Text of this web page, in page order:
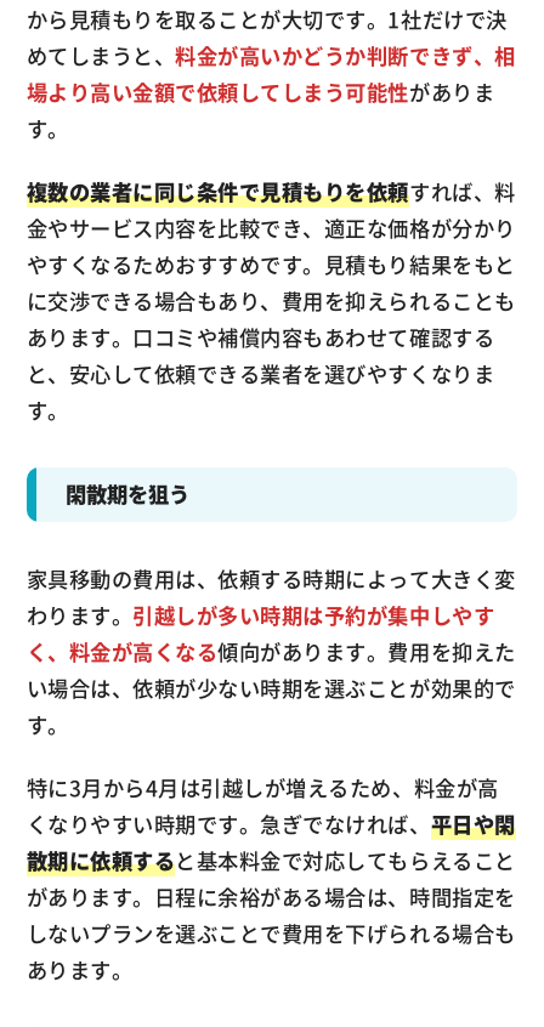
から見積もりを取ることが大切です。1社だけで決
めてしまうと、料金が高いかどうか判断できず、相
場より高い金額で依頼してしまう可能性がありま
す。
複数の業者に同じ条件で見積もりを依頼すれば、料
金やサービス内容を比較でき、適正な価格が分かり
やすくなるためおすすめです。見積もり結果をもと
に交渉できる場合もあり、費用を抑えられることも
あります。口コミや補償内容もあわせて確認する
と、安心して依頼できる業者を選びやすくなりま
す。
閑散期を狙う
家具移動の費用は、依頼する時期によって大きく変
わります。 引越しが多い時期は予約が集中しやす
く、料金が高くなる傾向があります。費用を抑えた
い場合は、依頼が少ない時期を選ぶことが効果的で
す。
特に3月から4月は引越しが増えるため、料金が高
くなりやすい時期です。急ぎでなければ、 平日や閑
散期に依頼すると基本料金で対応してもらえること
があります。日程に余裕がある場合は、時間指定を
しないプランを選ぶことで費用を下げられる場合も
あります。